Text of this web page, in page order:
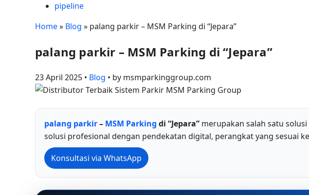
pipeline
Home» Blog » palang parkir – MSM Parking di “Jepara”
palang parkir – MSM Parking di “Jepara”
23 April 2025 • Blog • by msmparkinggroup.com
palang parkir– MSM Parking di “Jepara” merupakan salah satu
solusi profesional dengan pendekatan digital, perangkat yang sesuai
Konsultasi via WhatsApp